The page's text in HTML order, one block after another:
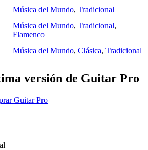
Música del Mundo, Tradicional
Música del Mundo, Tradicional,
Flamenco
Música del Mundo, Clásica, Tradicional
versión de Guitar Pro
Guitar Pro